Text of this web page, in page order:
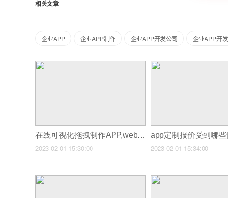
相关文章
企业APP 企业APP制作 企业APP开发公司 企业APP开发
在线可视化拖拽制作APP,webapp可视化开发平台
2023-02-01 15:30:00 2023-02-01 15:34:00